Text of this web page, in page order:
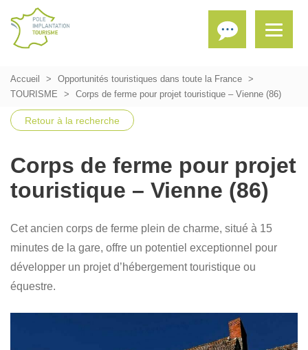
Accueil
Opportunités touristiques dans toute la France
TOURISME
Corps de ferme pour projet touristique – Vienne (86)
Retour à la recherche
Corps de ferme pour projet
touristique – Vienne (86)
Cet ancien corps de ferme plein de charme, situé à 15
minutes de la gare, offre un potentiel exceptionnel pour
développer un projet d’hébergement touristique ou
équestre.